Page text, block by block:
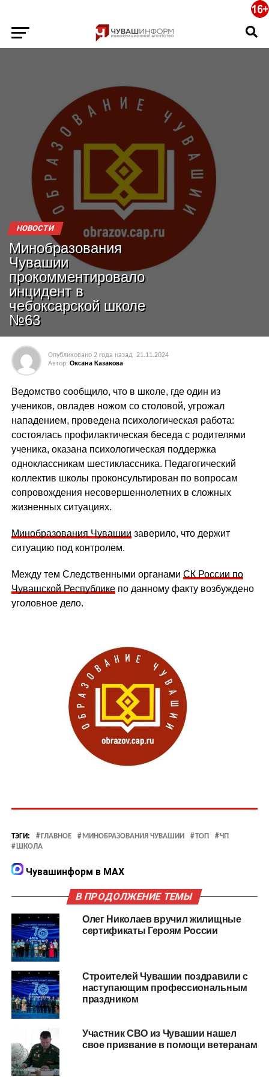
НОВОСТИ
Минобразования
Чувашии
прокомментировало
инцидент в
чебоксарской школе
№63
Опубликовано 2 года назад 21.11.2024
Автор: Оксана Казакова
Ведомство сообщило, что в школе, где один из
учеников, овладев ножом со столовой, угрожал
нападением, проведена психологическая работа:
состоялась профилактическая беседа с родителями
ученика, оказана психологическая поддержка
одноклассникам шестиклассника. Педагогический
коллектив школы проконсультирован по вопросам
сопровождения несовершеннолетних в сложных
жизненных ситуациях.
Минобразования Чувашии заверило, что держит
ситуацию под контролем.
Между тем Следственными органами СК России по
Чувашской Республикепо данному факту возбуждено
уголовное дело.
ТЭГИ: ГЛАВНОЕ МИНОБРАЗОВАНИЯ ЧУВАШИИ ТОП
ЧП
ШКОЛА
Чувашинформ в MAX
В ПРОДОЛЖЕНИЕ ТЕМЫ
Олег Николаев вручил жилищные
сертификаты Героям России
Строителей Чувашии поздравили с
наступающим профессиональным
праздником
Участник СВО из Чувашии нашел
свое призвание в помощи ветеранам